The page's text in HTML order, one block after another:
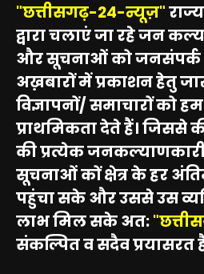
"छत्तीसगढ़-24-न्यूज़"
द्वारा चलाएं जा रहे जन
और सूचनाओं को जनसंपर्क
अख़बारों में प्रकाशन हेतु
विज्ञापनों/ समाचारों को
प्राथमिकता देते हैं। जिससे
की प्रत्येक
सूचनाओं कों क्षेत्र के हर
पहुंचा सके और उससे उस
लाभ मिल सके अत:
संकल्पित व सदैव प्रयासरत